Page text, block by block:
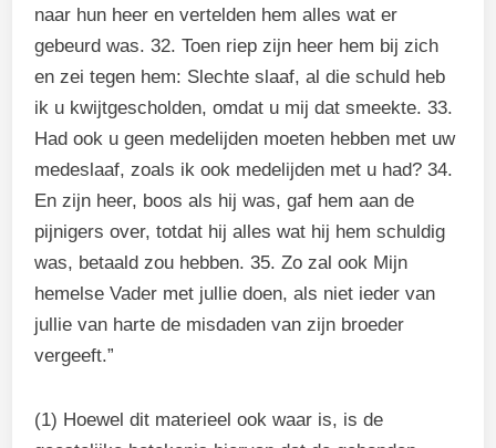
naar hun heer en vertelden hem alles wat er
gebeurd was. 32. Toen riep zijn heer hem bij zich
en zei tegen hem: Slechte slaaf, al die schuld heb
ik u kwijtgescholden, omdat u mij dat smeekte. 33.
Had ook u geen medelijden moeten hebben met uw
medeslaaf, zoals ik ook medelijden met u had? 34.
En zijn heer, boos als hij was, gaf hem aan de
pijnigers over, totdat hij alles wat hij hem schuldig
was, betaald zou hebben. 35. Zo zal ook Mijn
hemelse Vader met jullie doen, als niet ieder van
jullie van harte de misdaden van zijn broeder
vergeeft.”
(1) Hoewel dit materieel ook waar is, is de